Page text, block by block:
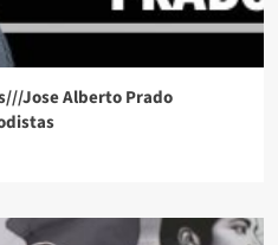
Jose Alberto Prado